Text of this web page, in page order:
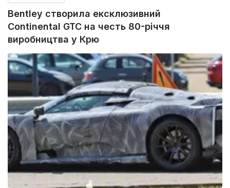
Bentley створила ексклюзивний
Continental GTC на честь 80-річчя
виробництва у Крю